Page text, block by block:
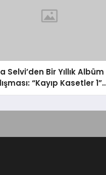
Selvi’den Bir Yıllık Albüm
“Kayıp Kasetler 1”
Çıktı